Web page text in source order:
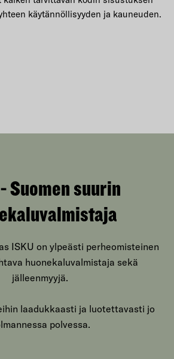
käytännöllisyyden ja kauneuden.
Suomen suurin
ISKU on ylpeästi perheomisteinen
huonekaluvalmistaja sekä
jälleenmyyjä.
laadukkaasti ja luotettavasti jo
polvessa.